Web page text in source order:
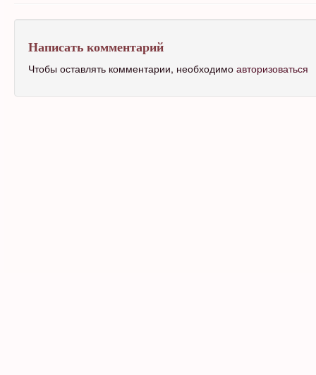
Написать комментарий
Чтобы оставлять комментарии, необходимо авторизоваться